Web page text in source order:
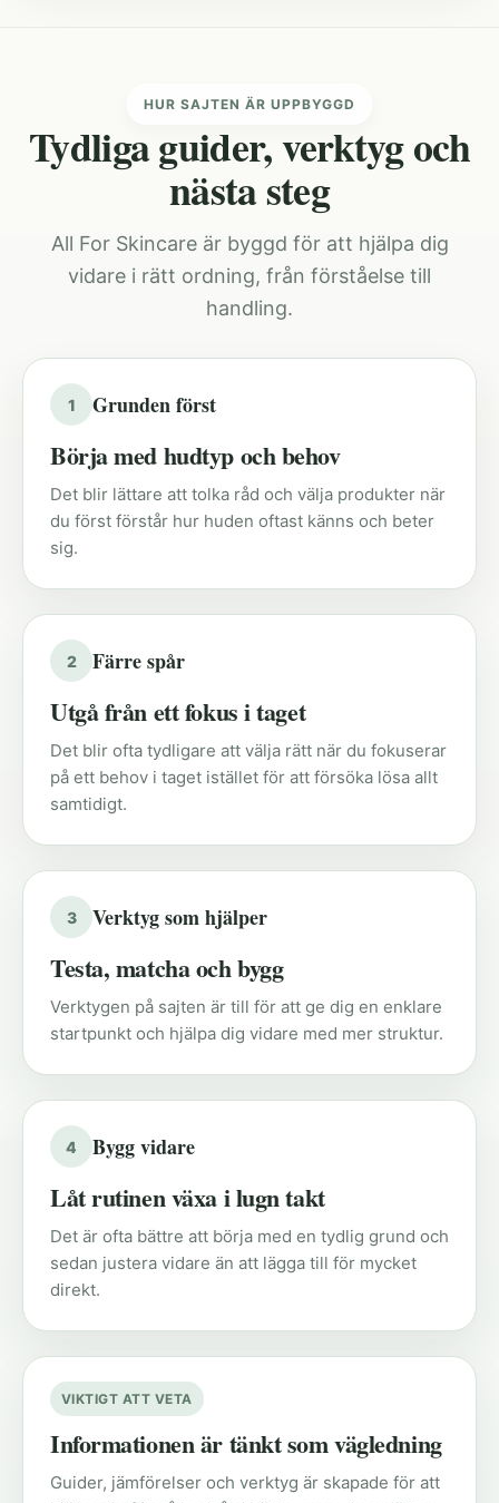
HUR SAJTEN ÄR UPPBYGGD
Tydliga guider, verktyg och
nästa steg
All For Skincare är byggd för att hjälpa dig
vidare i rätt ordning, från förståelse till
handling.
1 Grunden först
Börja med hudtyp och behov
Det blir lättare att tolka råd och välja produkter när
du först förstår hur huden oftast känns och beter
sig.
2 Färre spår
Utgå från ett fokus i taget
Det blir ofta tydligare att välja rätt när du fokuserar
på ett behov i taget istället för att försöka lösa allt
samtidigt.
3 Verktyg som hjälper
Testa, matcha och bygg
Verktygen på sajten är till för att ge dig en enklare
startpunkt och hjälpa dig vidare med mer struktur.
4 Bygg vidare
Låt rutinen växa i lugn takt
Det är ofta bättre att börja med en tydlig grund och
sedan justera vidare än att lägga till för mycket
direkt.
VIKTIGT ATT VETA
Informationen är tänkt som vägledning
Guider, jämförelser och verktyg är skapade för att